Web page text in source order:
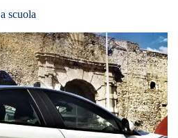
cautelare. In carcere l’autore di